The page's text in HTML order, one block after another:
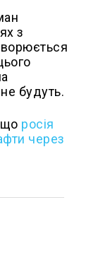
з
будуть.
що росія
через